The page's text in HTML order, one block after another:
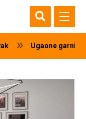
Ugaone